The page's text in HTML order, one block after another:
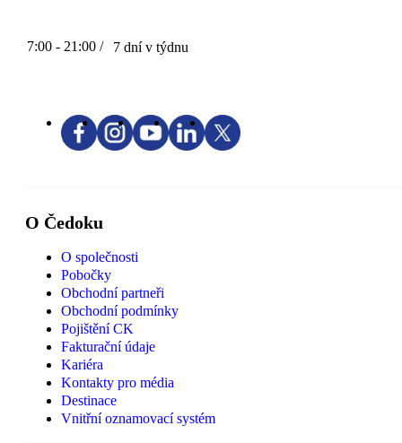
7:00 - 21:00 / 7 dní v týdnu
O Čedoku
O společnosti
Pobočky
Obchodní partneři
Obchodní podmínky
Pojištění CK
Fakturační údaje
Kariéra
Kontakty pro média
Destinace
Vnitřní oznamovací systém